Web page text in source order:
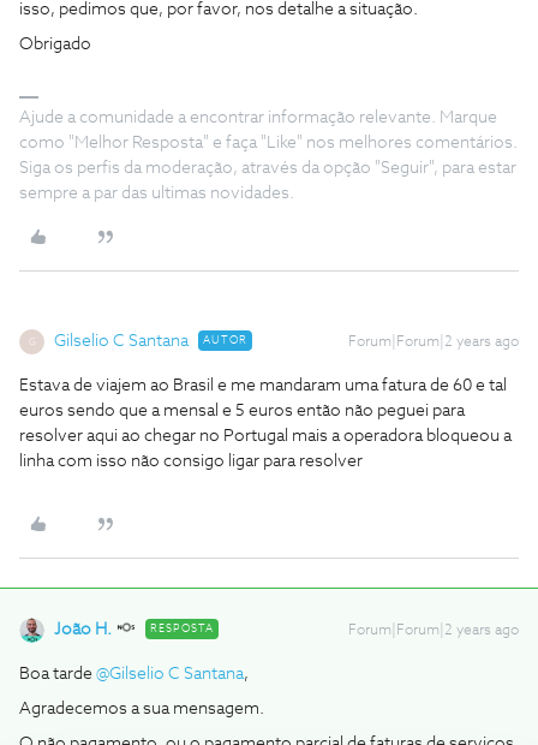
isso, pedimos que, por favor, nos detalhe a situação.
Obrigado
Ajude a comunidade a encontrar informação relevante. Marque
como "Melhor Resposta" e faça "Like" nos melhores comentários.
Siga os perfis da moderação, através da opção "Seguir", para estar
sempre a par das ultimas novidades.
G Gilselio C Santana AUTOR Forum|Forum|2 years ago
Estava de viajem ao Brasil e me mandaram uma fatura de 60 e tal
euros sendo que a mensal e 5 euros então não peguei para
resolver aqui ao chegar no Portugal mais a operadora bloqueou a
linha com isso não consigo ligar para resolver
João H. RESPOSTA Forum|Forum|2 years ago
Boa tarde @Gilselio C Santana,
Agradecemos a sua mensagem.